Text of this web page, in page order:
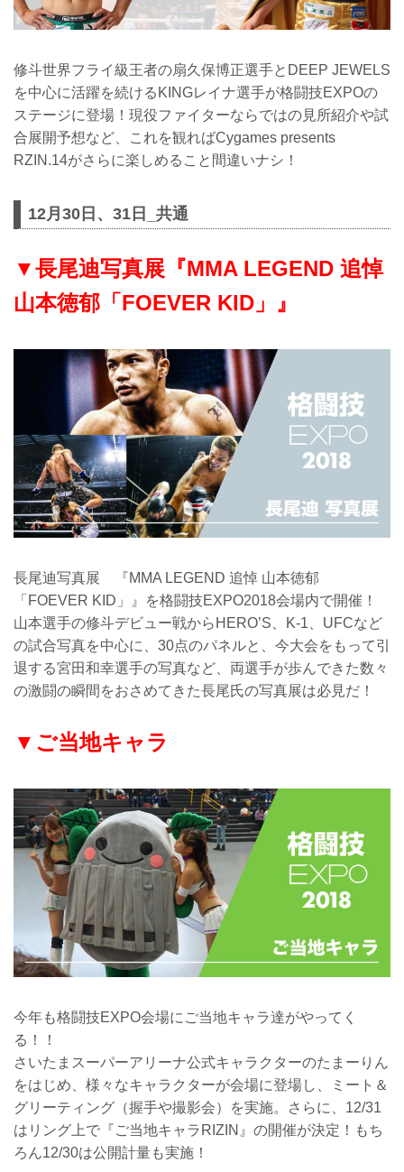
修斗世界フライ級王者の扇久保博正選手とDEEP JEWELS
を中心に活躍を続けるKINGレイナ選手が格闘技EXPOの
ステージに登場！現役ファイターならではの見所紹介や試
合展開予想など、これを観ればCygames presents
RZIN.14がさらに楽しめること間違いナシ！
12月30日、31日_共通
▼長尾迪写真展『MMA LEGEND 追悼
山本徳郁「FOEVER KID」』
長尾迪写真展 『MMA LEGEND 追悼 山本徳郁
「FOEVER KID」』を格闘技EXPO2018会場内で開催！
山本選手の修斗デビュー戦からHERO’S、K-1、UFCなど
の試合写真を中心に、30点のパネルと、今大会をもって引
退する宮田和幸選手の写真など、両選手が歩んできた数々
の激闘の瞬間をおさめてきた長尾氏の写真展は必見だ！
▼ご当地キャラ
今年も格闘技EXPO会場にご当地キャラ達がやってく
る！！
さいたまスーパーアリーナ公式キャラクターのたまーりん
をはじめ、様々なキャラクターが会場に登場し、ミート＆
グリーティング（握手や撮影会）を実施。さらに、12/31
はリング上で『ご当地キャラRIZIN』の開催が決定！もち
ろん12/30は公開計量も実施！